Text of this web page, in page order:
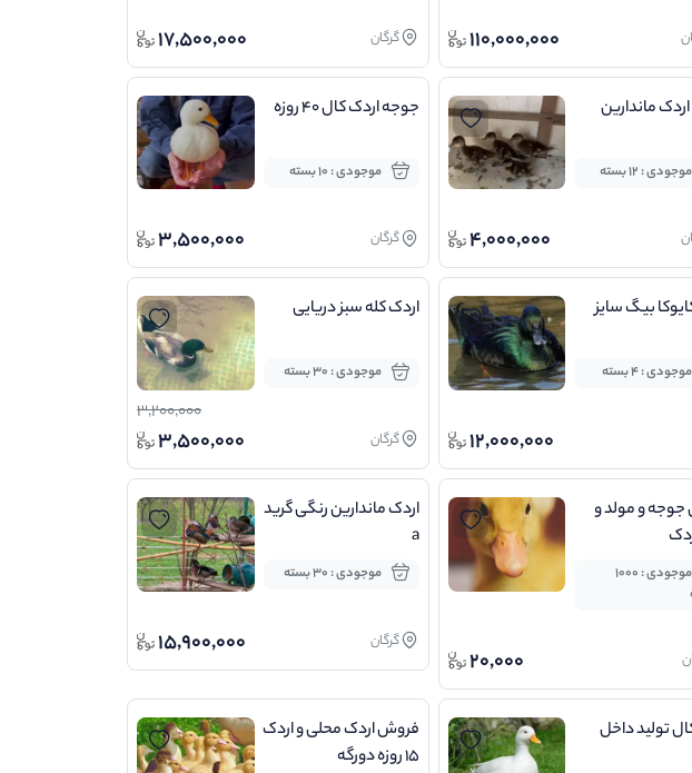
110,000,000 گرگان 17,500,000
ماندارین
موجودی : 12 بسته
4,000,000
جوجه اردک کال ۴۰ روزه
موجودی : 10 بسته
گرگان 3,500,000
بیگ سایز
موجودی : 4 بسته
12,000,000
اردک کله سبز دریایی
موجودی : 30 بسته
3,200,000
گرگان 3,500,000
و مولد و
موجودی : 1000
20,000
اردک ماندارین رنگی گرید
a
موجودی : 30 بسته
گرگان 15,900,000
تولید داخل
فروش اردک محلی و اردک
۱۵ روزه دورگه